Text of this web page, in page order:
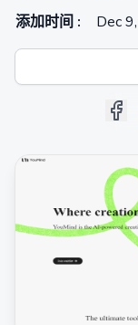
添加时间 : Dec